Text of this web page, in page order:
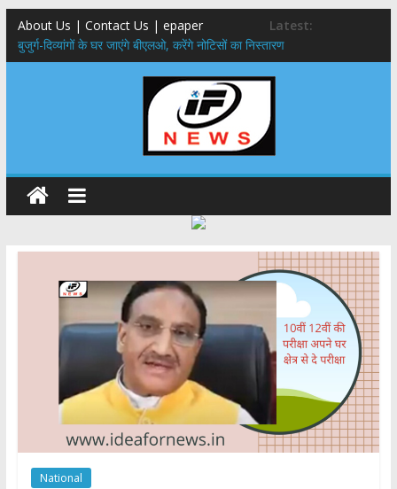
About Us | Contact Us | epaper
Latest:
बुजुर्ग-दिव्यांगों के घर जाएंगे बीएलओ, करेंगे नोटिसों का निस्तारण
24×7 अलर्ट मोड में रहें अधिकारी-मुख्य सचिव मानसून-एसईओसी से मुख्य सचिव ने
की विस्तृत समीक्षा कहा-बंद सड़कों को शीघ्र खोला जाए, लोगों को न हो दिक्कत
459 करोड़ से एचएनबी गढ़वाल विश्वविद्यालय में अनुसंधान संरचना होगी सुदृढ,उच्च
शिक्षा मंत्री धन सिंह रावत ने नवनियुक्त केन्द्रीय शिक्षा मंत्री से की मुलाकात
मुख्यमंत्री से महानिदेशक एनसीसी ने की शिष्टाचार भेंट,उत्तराखण्ड में एनसीसी के
विस्तार एवं आधुनिक आधारभूत संरचना के विकास पर हुई महत्वपूर्ण चर्चा
एमडीडीए बोर्ड बैठक, देहरादून और मसूरी के विकास के लिए 25 बड़े प्रस्तावों को मिली
हरी झंडी
National